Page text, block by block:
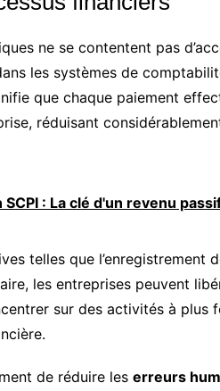
ne se contentent pas
les systèmes de
que chaque paiement
réduisant
: La clé d'un revenu
telles que l’enregistrement
les entreprises peuvent
sur des activités à plus
de réduire les erreurs